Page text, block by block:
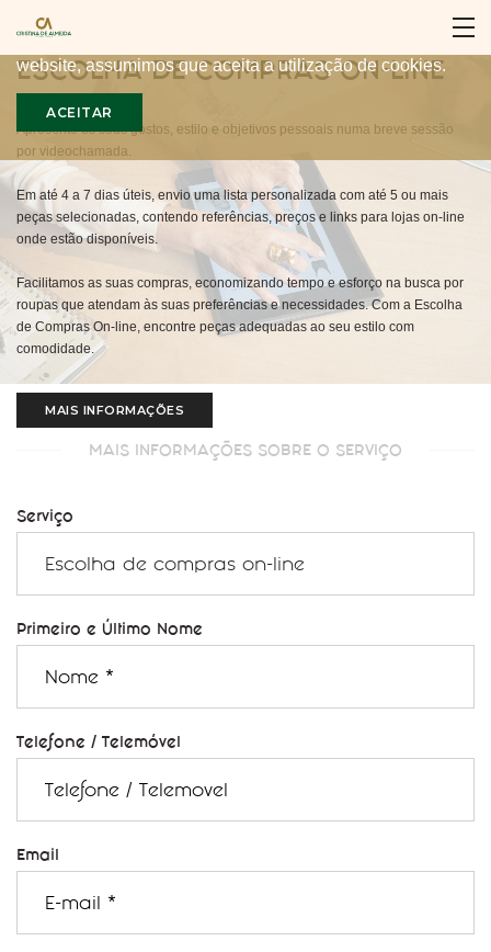
Para proporcionar a melhor experiência, nós utilizamos
cookies no nosso website. Ao continuar a utilizar o nosso
website, assumimos que aceita a utilização de cookies.
ACEITAR
ESCOLHA DE COMPRAS ON-LINE
Apresente os seus gostos, estilo e objetivos pessoais numa breve sessão
por videochamada.
Em até 4 a 7 dias úteis, envio uma lista personalizada com até 5 ou mais
peças selecionadas, contendo referências, preços e links para lojas on-line
onde estão disponíveis.
Facilitamos as suas compras, economizando tempo e esforço na busca por
roupas que atendam às suas preferências e necessidades. Com a Escolha
de Compras On-line, encontre peças adequadas ao seu estilo com
comodidade.
MAIS INFORMAÇÕES
MAIS INFORMAÇÕES SOBRE O SERVIÇO
Serviço
Primeiro e Último Nome
Telefone / Telemóvel
Email